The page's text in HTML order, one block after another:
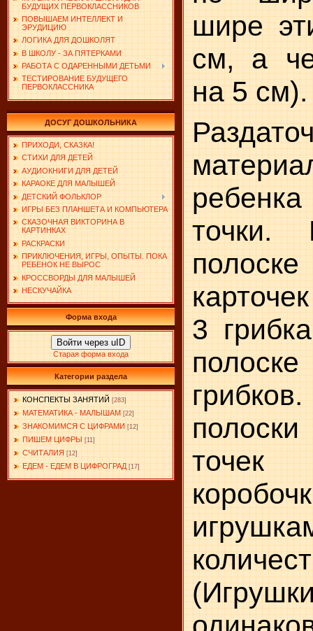
БУДУЩИХ ПЕРВОКЛАССНИКОВ
ПОВЫШАЕМ ИНТЕЛЛЕКТ И
ЭРУДИЦИЮ
ЛОГИКА ДЛЯ ДОШКОЛЯТ
В ШКОЛУ - ЗА ПЯТЕРКАМИ
РАБОТА С ОДАРЕННЫМИ ДЕТЬМИ
ТЕСТИРОВАНИЕ БУДУЩЕГО
ПЕРВОКЛАССНИКА
ДОСУГ ДОШКОЛЬНИКА
ПРИХОДИ, СКАЗКА!
СТИХИ ДЛЯ ДЕТЕЙ
АУДИОКНИГИ ДЛЯ ДЕТЕЙ
КАРАОКЕ ДЛЯ МАЛЫШЕЙ
ДЕТСКИЙ ФОЛЬКЛОР
ИГРЫ БЕЗ ПЛАНШЕТА И КОМПЬЮТЕРА
СКАЗОЧНАЯ ВИКТОРИНА В
КАРТИНКАХ
РАСКРАСКИ
ПРИКЛЮЧЕНИЯ, ИГРЫ, ОПЫТЫ. ПОКА
РЕБЕНОК НЕ ВЫРОС
КРОССВОРДЫ ДЛЯ МАЛЫШЕЙ
НЕСКУЧАЙКА
Форма входа
Войти через uID
Старая форма входа
Категории раздела
КОНСПЕКТЫ ЗАНЯТИЙ [283]
МАТЕМАТИКА - МАЛЫШАМ [22]
ЗНАКОМИМСЯ С ЦИФРАМИ [12]
ПИШЕМ ЦИФРЫ [11]
СЧИТАЛИЯ [12]
ЕДЕМ - ЕДЕМ В ЦИФРОГРАД [17]
шире
см, а
на 5 см).
точки.
3
точек